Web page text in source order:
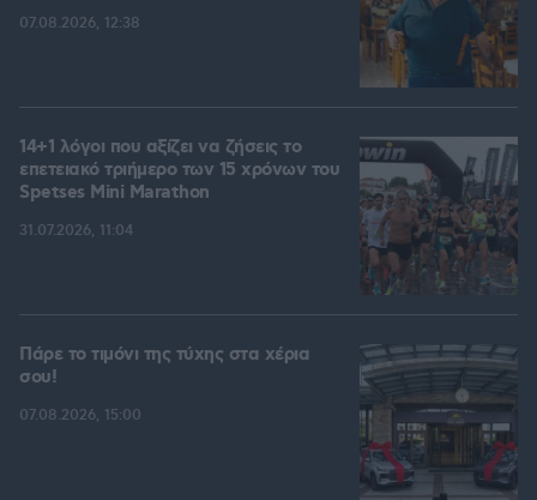
07.08.2026, 12:38
14+1 λόγοι που αξίζει να ζήσεις το
επετειακό τριήμερο των 15 χρόνων του
Spetses Mini Marathon
31.07.2026, 11:04
Πάρε το τιμόνι της τύχης στα χέρια
σου!
07.08.2026, 15:00